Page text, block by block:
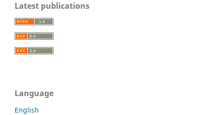
Latest publications
Language
English